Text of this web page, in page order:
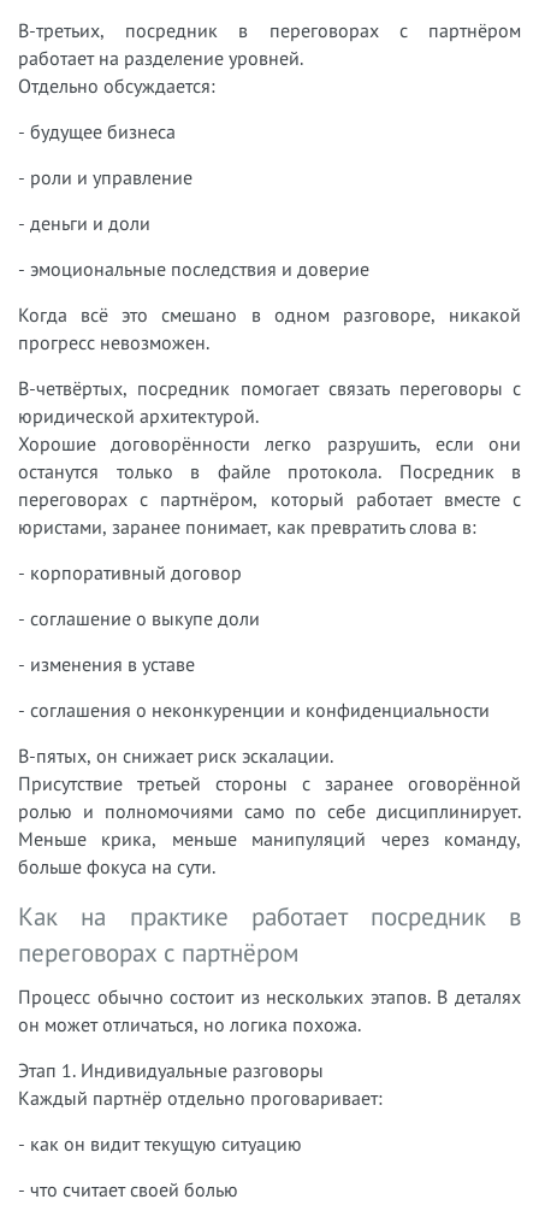
В-третьих, посредник в переговорах с партнёром
работает на разделение уровней.
Отдельно обсуждается:
- будущее бизнеса
- роли и управление
- деньги и доли
- эмоциональные последствия и доверие
Когда всё это смешано в одном разговоре, никакой
прогресс невозможен.
В-четвёртых, посредник помогает связать переговоры с
юридической архитектурой.
Хорошие договорённости легко разрушить, если они
останутся только в файле протокола. Посредник в
переговорах с партнёром, который работает вместе с
юристами, заранее понимает, как превратить слова в:
- корпоративный договор
- соглашение о выкупе доли
- изменения в уставе
- соглашения о неконкуренции и конфиденциальности
В-пятых, он снижает риск эскалации.
Присутствие третьей стороны с заранее оговорённой
ролью и полномочиями само по себе дисциплинирует.
Меньше крика, меньше манипуляций через команду,
больше фокуса на сути.
Как на практике работает посредник в
переговорах с партнёром
Процесс обычно состоит из нескольких этапов. В деталях
он может отличаться, но логика похожа.
Этап 1. Индивидуальные разговоры
Каждый партнёр отдельно проговаривает:
- как он видит текущую ситуацию
- что считает своей болью